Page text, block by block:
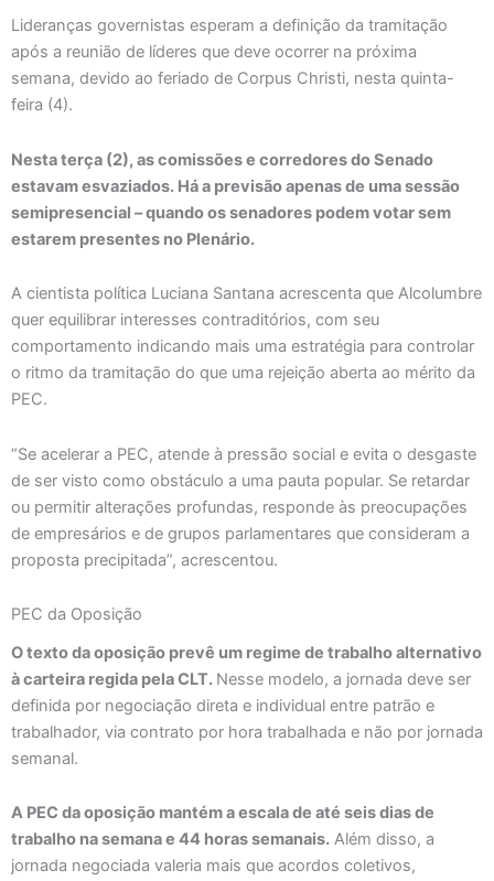
Lideranças governistas esperam a definição da tramitação
após a reunião de líderes que deve ocorrer na próxima
semana, devido ao feriado de Corpus Christi, nesta quinta-
feira (4).
Nesta terça (2), as comissões e corredores do Senado
estavam esvaziados. Há a previsão apenas de uma sessão
semipresencial – quando os senadores podem votar sem
estarem presentes no Plenário.
A cientista política Luciana Santana acrescenta que Alcolumbre
quer equilibrar interesses contraditórios, com seu
comportamento indicando mais uma estratégia para controlar
o ritmo da tramitação do que uma rejeição aberta ao mérito da
PEC.
“Se acelerar a PEC, atende à pressão social e evita o desgaste
de ser visto como obstáculo a uma pauta popular. Se retardar
ou permitir alterações profundas, responde às preocupações
de empresários e de grupos parlamentares que consideram a
proposta precipitada”, acrescentou.
PEC da Oposição
O texto da oposição prevê um regime de trabalho alternativo
à carteira regida pela CLT. Nesse modelo, a jornada deve ser
definida por negociação direta e individual entre patrão e
trabalhador, via contrato por hora trabalhada e não por jornada
semanal.
A PEC da oposição mantém a escala de até seis dias de
trabalho na semana e 44 horas semanais. Além disso, a
jornada negociada valeria mais que acordos coletivos,